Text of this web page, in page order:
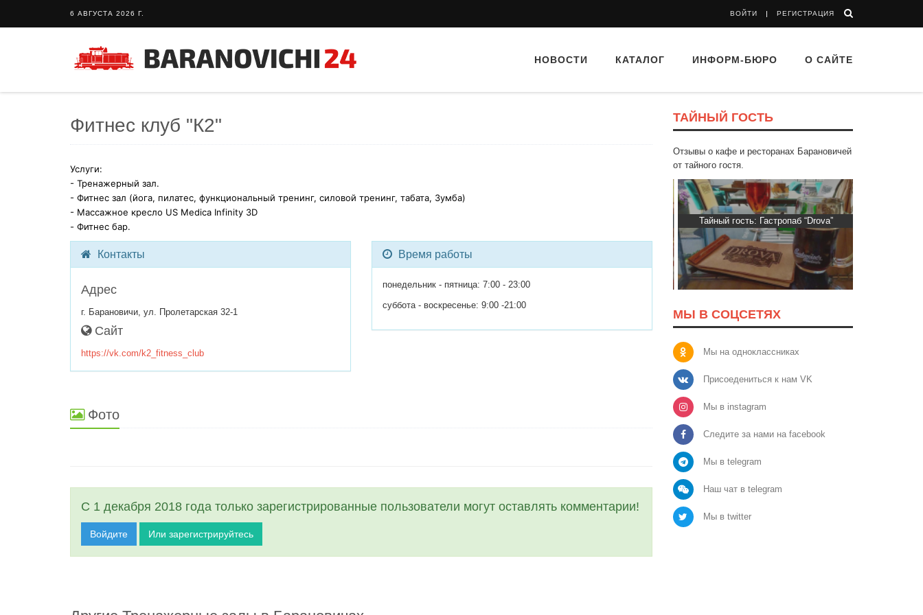
6 АВГУСТА 2026 Г. ВОЙТИ РЕГИСТРАЦИЯ
НОВОСТИ КАТАЛОГ ИНФОРМ-БЮРО О САЙТЕ
Фитнес клуб "К2"
Услуги:
- Тренажерный зал.
- Фитнес зал (йога, пилатес, функциональный тренинг, силовой тренинг, табата, Зумба)
- Массажное кресло US Medica Infinity 3D
- Фитнес бар.
Контакты
Адрес
г. Барановичи, ул. Пролетарская 32-1
Сайт
https://vk.com/k2_fitness_club
Время работы
понедельник - пятница: 7:00 - 23:00
суббота - воскресенье: 9:00 -21:00
Фото
С 1 декабря 2018 года только зарегистрированные пользователи могут оставлять комментарии!
Войдите Или зарегистрируйтесь
ТАЙНЫЙ ГОСТЬ
Отзывы о кафе и ресторанах Барановичей
от тайного гостя.
Тайный гость: Гастропаб “Drova”
МЫ В СОЦСЕТЯХ
Мы на одноклассниках
Присоедениться к нам VK
Мы в instagram
Следите за нами на facebook
Мы в telegram
Наш чат в telegram
Мы в twitter